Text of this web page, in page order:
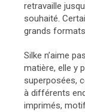
retravaille
souhaité.
grands
Silke n’aime
matière, elle y
superposées,
à différents
imprimés,